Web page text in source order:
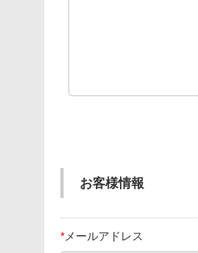
お客様情報
* メールアドレス